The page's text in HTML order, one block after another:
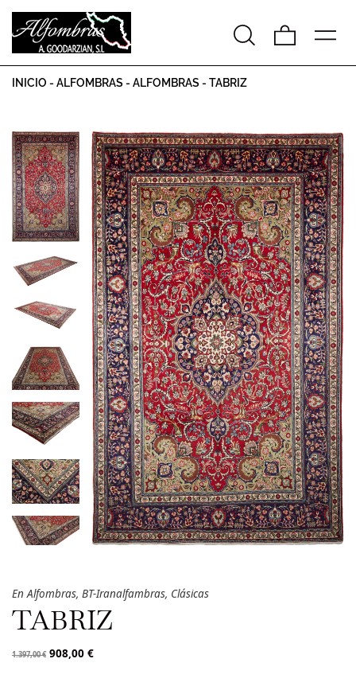
INICIO - ALFOMBRAS - ALFOMBRAS - TABRIZ
En Alfombras, BT-Iranalfambras, Clásicas
TABRIZ
1.397,00€ 908,00 €